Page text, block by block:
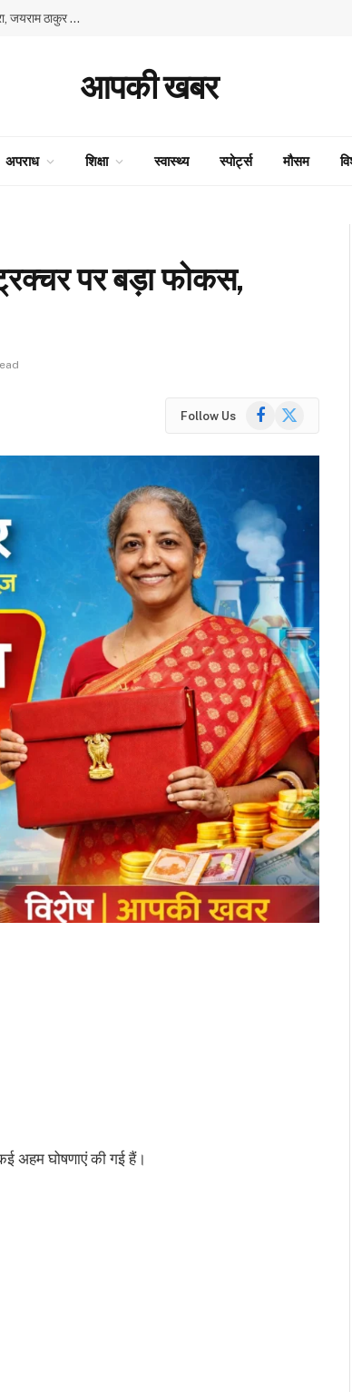
80वें स्वतंत्रता दिवस के उपलक्ष्य में भाजपा की प्रदेश स्तरीय तिरंगा यात्रा, जयराम ठाकुर और सुरेश कश्यप ने किया नेतृत्व
आपकी खबर
अपराध शिक्षा स्वास्थ्य स्पोर्ट्स मौसम
पर बड़ा फोकस,
Follow Us Facebook
X
अहम घोषणाएं की गई हैं।